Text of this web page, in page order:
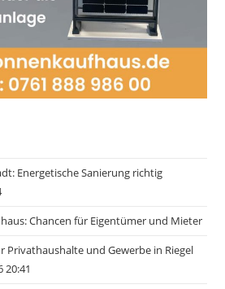
Energetische Sanierung richtig
Chancen für Eigentümer und Mieter
Privathaushalte und Gewerbe in Riegel
20:41